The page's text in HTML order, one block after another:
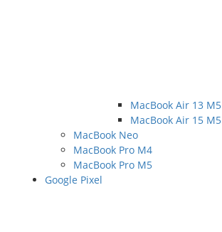
MacBook Air 13 M5
MacBook Air 15 M5
MacBook Neo
MacBook Pro M4
MacBook Pro M5
Google Pixel